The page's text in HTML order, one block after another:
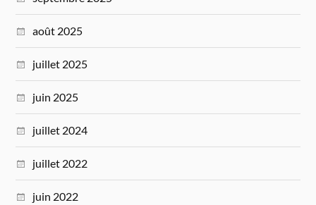
août 2025
juillet 2025
juin 2025
juillet 2024
juillet 2022
juin 2022